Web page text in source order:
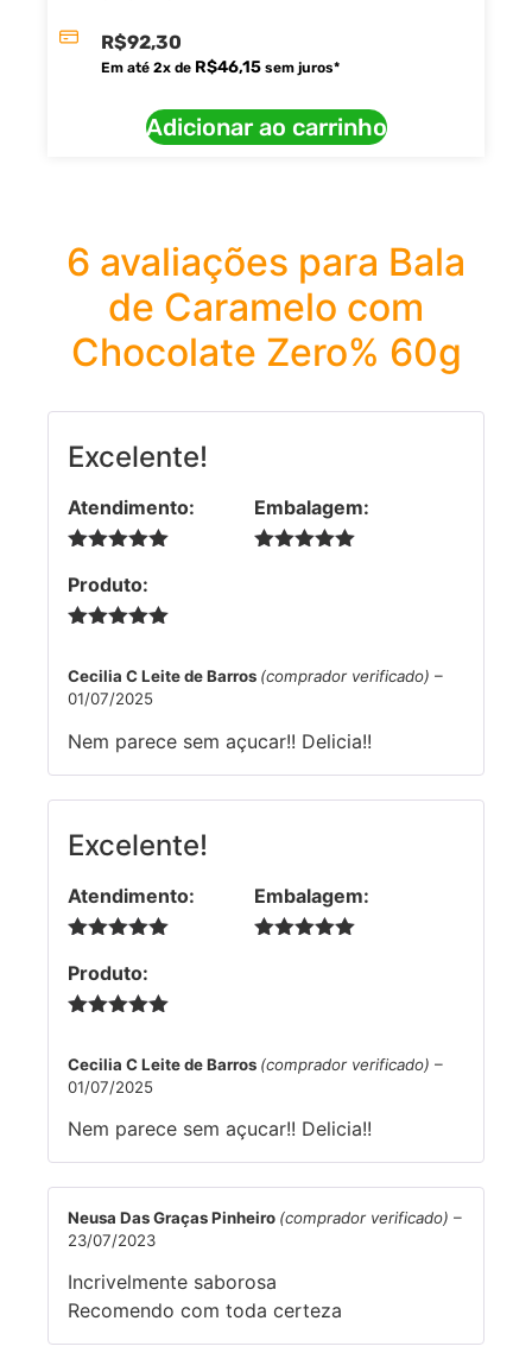
R$92,30
Em até 2x de R$46,15 sem juros*
Adicionar ao carrinho
6 avaliações para Bala
de Caramelo com
Chocolate Zero% 60g
Excelente!
Atendimento: Embalagem:
Produto:
Cecilia C Leite de Barros (comprador verificado) –
01/07/2025
Nem parece sem açucar!! Delicia!!
Excelente!
Atendimento: Embalagem:
Produto:
Cecilia C Leite de Barros (comprador verificado) –
01/07/2025
Nem parece sem açucar!! Delicia!!
Neusa Das Graças Pinheiro (comprador verificado) –
23/07/2023
Incrivelmente saborosa
Recomendo com toda certeza